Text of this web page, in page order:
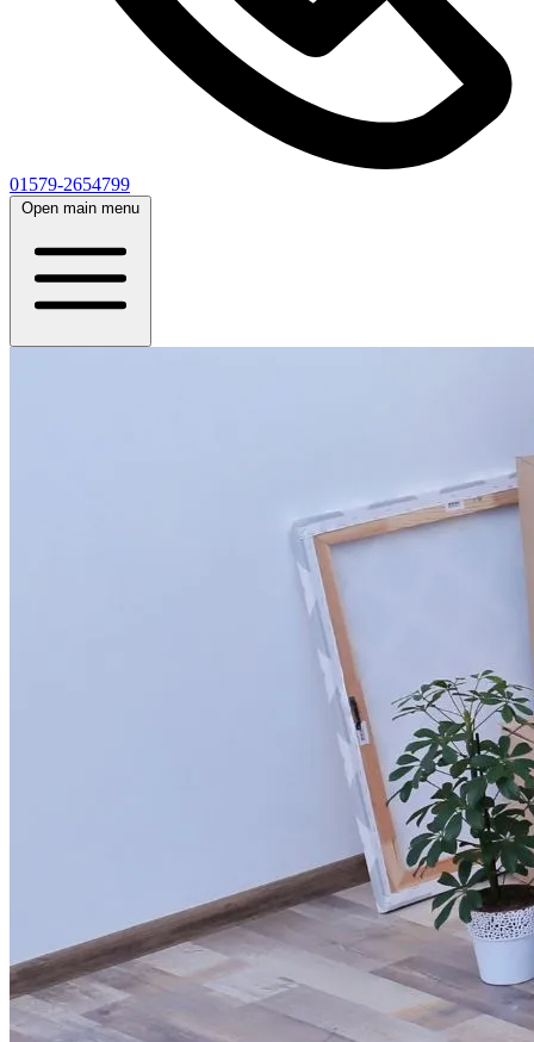
01579-2654799
Open main menu